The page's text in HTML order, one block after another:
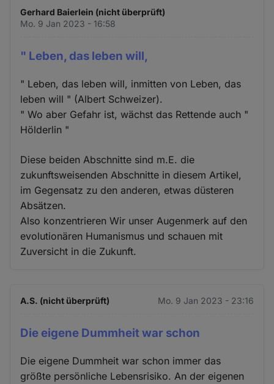
Gerhard Baierlein (nicht überprüft)
Mo. 9 Jan 2023 - 16:58
" Leben, das leben will,
" Leben, das leben will, inmitten von Leben, das
leben will " (Albert Schweizer).
" Wo aber Gefahr ist, wächst das Rettende auch "
Hölderlin "
Diese beiden Abschnitte sind m.E. die
zukunftsweisenden Abschnitte in diesem Artikel,
im Gegensatz zu den anderen, etwas düsteren
Absätzen.
Also konzentrieren Wir unser Augenmerk auf den
evolutionären Humanismus und schauen mit
Zuversicht in die Zukunft.
A.S. (nicht überprüft) Mo. 9 Jan 2023 - 23:16
Die eigene Dummheit war schon
Die eigene Dummheit war schon immer das
größte persönliche Lebensrisiko. An der eigenen